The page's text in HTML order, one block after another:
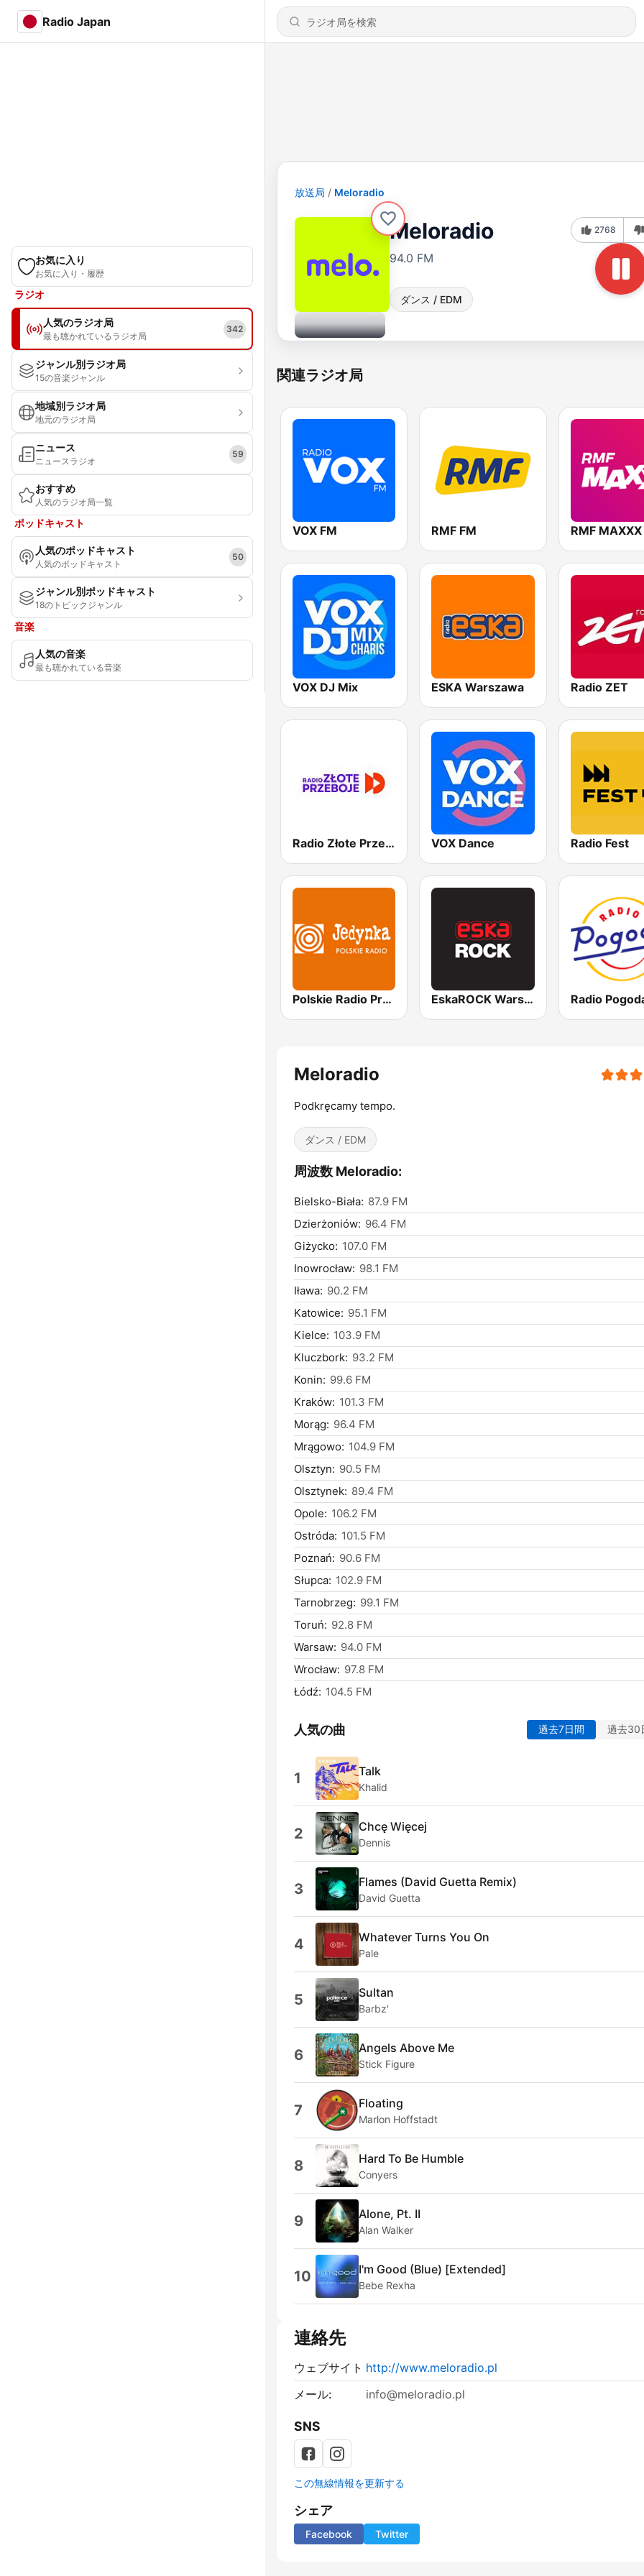
Radio Japan
お気に入り
お気に入り・履歴
ラジオ
人気のラジオ局
最も聴かれているラジオ局
342
ジャンル別ラジオ局
15の音楽ジャンル
地域別ラジオ局
地元のラジオ局
ニュース
ニュースラジオ
59
おすすめ
人気のラジオ局一覧
ポッドキャスト
人気のポッドキャスト
人気のポッドキャスト
50
ジャンル別ポッドキャスト
18のトピックジャンル
音楽
人気の音楽
最も聴かれている音楽
放送局 Meloradio
Meloradio
94.0 FM
ダンス / EDM
2768
関連ラジオ局
VOX FM RMF FM RMF MAXXX
VOX DJ Mix ESKA Warszawa Radio ZET
Radio Złote Przeboje VOX Dance Radio Fest
Polskie Radio Program I (PR1) Jedynka EskaROCK Warszawa Radio
Meloradio
Podkręcamy tempo.
ダンス / EDM
周波数 Meloradio:
Bielsko-Biała: 87.9 FM
Dzierżoniów: 96.4 FM
Giżycko: 107.0 FM
Inowrocław: 98.1 FM
Iława: 90.2 FM
Katowice: 95.1 FM
Kielce: 103.9 FM
Kluczbork: 93.2 FM
Konin: 99.6 FM
Kraków: 101.3 FM
Morąg: 96.4 FM
Mrągowo: 104.9 FM
Olsztyn: 90.5 FM
Olsztynek: 89.4 FM
Opole: 106.2 FM
Ostróda: 101.5 FM
Poznań: 90.6 FM
Słupca: 102.9 FM
Tarnobrzeg: 99.1 FM
Toruń: 92.8 FM
Warsaw: 94.0 FM
Wrocław: 97.8 FM
Łódź: 104.5 FM
人気の曲 過去7日間 過去30
1 Talk
Khalid
2 Chcę Więcej
Dennis
3 Flames (David Guetta Remix)
David Guetta
4 Whatever Turns You On
Pale
5 Sultan
Barbz'
6 Angels Above Me
Stick Figure
7 Floating
Marlon Hoffstadt
8 Hard To Be Humble
Conyers
9 Alone, Pt. II
Alan Walker
10 I'm Good (Blue) [Extended]
Bebe Rexha
連絡先
ウェブサイト http://www.meloradio.pl
メール:
info@meloradio.pl
SNS
この無線情報を更新する
シェア
Facebook Twitter